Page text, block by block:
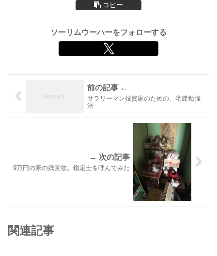
コピー
ソーリムウーハーをフォローする
サラリーマン投資家のための、宅建勉強
法
9万円の家の残置物。鑑定士を呼んでみた
関連記事